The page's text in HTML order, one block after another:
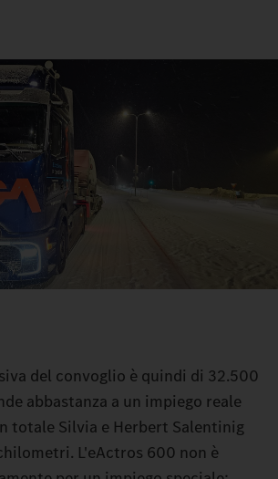
del convoglio è quindi di 32.500
abbastanza a un impiego reale
totale Silvia e Herbert Salentinig
L'eActros 600 non è